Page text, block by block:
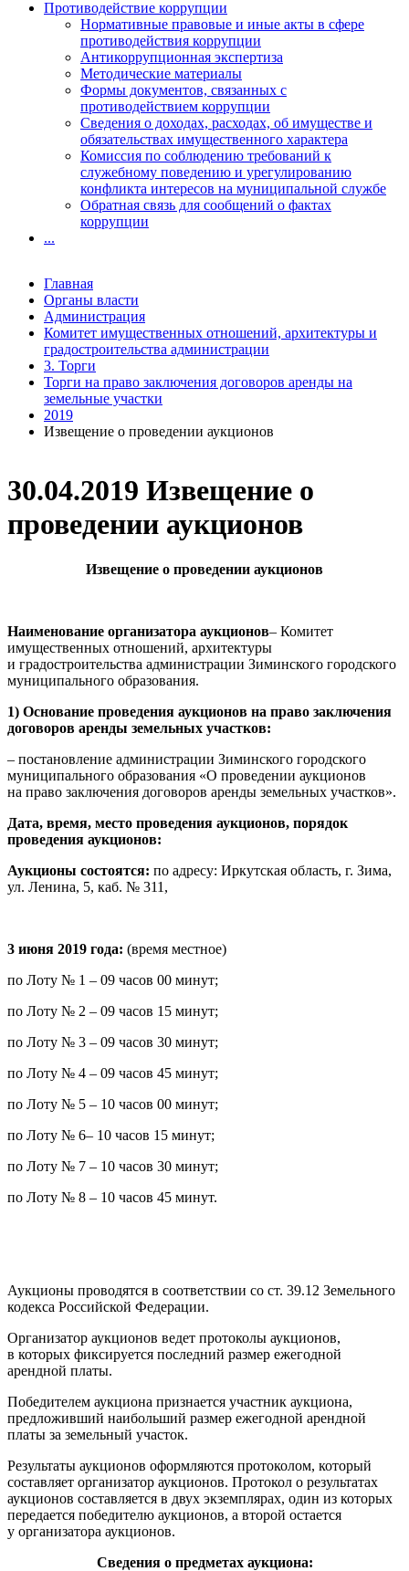
30.04.2019 Извещение о
проведении аукционов
Извещение о проведении аукционов
Наименование организатора аукционов– Комитет
имущественных отношений, архитектуры
и градостроительства администрации Зиминского городского
муниципального образования.
1) Основание проведения аукционов на право заключения
договоров аренды земельных участков:
– постановление администрации Зиминского городского
муниципального образования «О проведении аукционов
на право заключения договоров аренды земельных участков».
Дата, время, место проведения аукционов, порядок
проведения аукционов:
Аукционы состоятся: по адресу: Иркутская область, г. Зима,
ул. Ленина, 5, каб. № 311,
3 июня 2019 года: (время местное)
по Лоту № 1 – 09 часов 00 минут;
по Лоту № 2 – 09 часов 15 минут;
по Лоту № 3 – 09 часов 30 минут;
по Лоту № 4 – 09 часов 45 минут;
по Лоту № 5 – 10 часов 00 минут;
по Лоту № 6– 10 часов 15 минут;
по Лоту № 7 – 10 часов 30 минут;
по Лоту № 8 – 10 часов 45 минут.
Аукционы проводятся в соответствии со ст. 39.12 Земельного
кодекса Российской Федерации.
Организатор аукционов ведет протоколы аукционов,
в которых фиксируется последний размер ежегодной
арендной платы.
Победителем аукциона признается участник аукциона,
предложивший наибольший размер ежегодной арендной
платы за земельный участок.
Результаты аукционов оформляются протоколом, который
составляет организатор аукционов. Протокол о результатах
аукционов составляется в двух экземплярах, один из которых
передается победителю аукционов, а второй остается
у организатора аукционов.
Сведения о предметах аукциона:
Противодействие коррупции
Нормативные правовые и иные акты в сфере
противодействия коррупции
Антикоррупционная экспертиза
Методические материалы
Формы документов, связанных с
противодействием коррупции
Сведения о доходах, расходах, об имуществе и
обязательствах имущественного характера
Комиссия по соблюдению требований к
служебному поведению и урегулированию
конфликта интересов на муниципальной службе
Обратная связь для сообщений о фактах
коррупции
...
Главная
Органы власти
Администрация
Комитет имущественных отношений, архитектуры и
градостроительства администрации
3. Торги
Торги на право заключения договоров аренды на
земельные участки
2019
Извещение о проведении аукционов